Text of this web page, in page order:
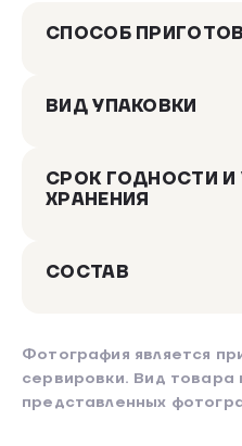
СПОСОБ
ВИД УПАКОВКИ
СРОК ГОДНОСТИ И
ХРАНЕНИЯ
СОСТАВ
Фотография является
сервировки. Вид товара
представленных